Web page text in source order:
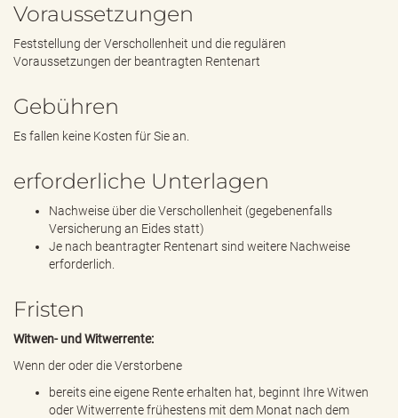
Voraussetzungen
Feststellung der Verschollenheit und die regulären
Voraussetzungen der beantragten Rentenart
Gebühren
Es fallen keine Kosten für Sie an.
erforderliche Unterlagen
Nachweise über die Verschollenheit (gegebenenfalls
Versicherung an Eides statt)
Je nach beantragter Rentenart sind weitere Nachweise
erforderlich.
Fristen
Witwen- und Witwerrente:
Wenn der oder die Verstorbene
bereits eine eigene Rente erhalten hat, beginnt Ihre Witwen
oder Witwerrente frühestens mit dem Monat nach dem